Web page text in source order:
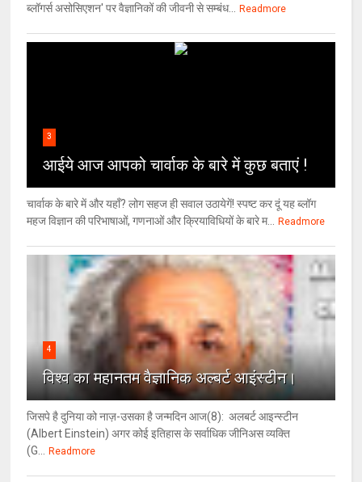
ब्लॉगर्स असोसिएशन' पर वैज्ञा‍निकों की जीवनी से सम्बंध... Readmore
3
आईये आज आपको चार्वाक के बारे में कुछ बताएं !
चार्वाक के बारे में और यहाँ? लोग सहज ही सवाल उठायेगें! स्पष्ट कर दूं यह ब्लॉग
महज विज्ञान की परिभाषाओं, गणनाओं और क्रियाविधियों के बारे म...
Readmore
4
विश्‍व का महानतम वैज्ञानिक अल्बर्ट आइंस्टीन।
जिसपे है दुनिया को नाज़-उसका है जन्मदिन आज(8): अलबर्ट आइन्स्टीन
(Albert Einstein) अगर कोई इतिहास के सर्वाधिक जीनिअस व्यक्ति
(G...
Readmore